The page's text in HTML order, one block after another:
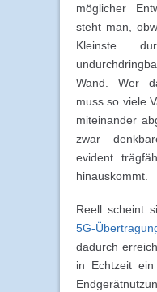
möglicher
steht man,
Kleinste
Wand. Wer
muss so viele
miteinander
zwar
evident
hinauskommt.
Reell scheint
5G-
dadurch
in Echtzeit